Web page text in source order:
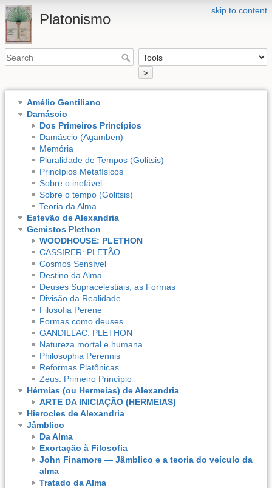
skip to content
Platonismo
>
Amélio Gentiliano
Damáscio
Dos Primeiros Princípios
Damáscio (Agamben)
Memória
Pluralidade de Tempos (Golitsis)
Princípios Metafísicos
Sobre o inefável
Sobre o tempo (Golitsis)
Teoria da Alma
Estevão de Alexandria
Gemistos Plethon
WOODHOUSE: PLETHON
CASSIRER: PLETÃO
Cosmos Sensível
Destino da Alma
Deuses Supracelestiais, as Formas
Divisão da Realidade
Filosofia Perene
Formas como deuses
GANDILLAC: PLETHON
Natureza mortal e humana
Philosophia Perennis
Reformas Platônicas
Zeus. Primeiro Princípio
Hérmias (ou Hermeias) de Alexandria
ARTE DA INICIAÇÃO (HERMEIAS)
Hierocles de Alexandria
Jâmblico
Da Alma
Exortação à Filosofia
John Finamore — Jâmblico e a teoria do veículo da
alma
Tratado da Alma